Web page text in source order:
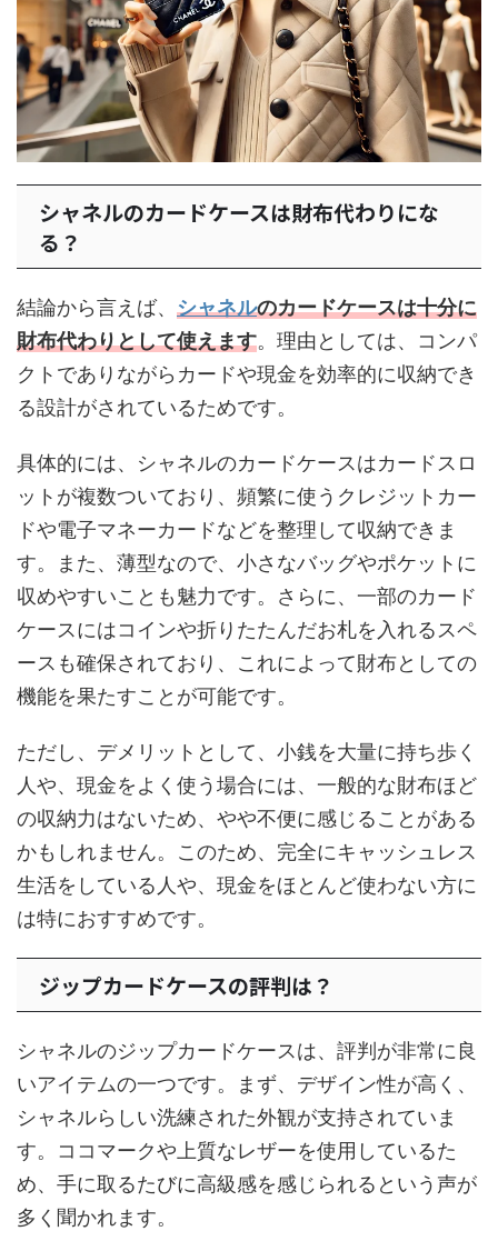
シャネルのカードケースは財布代わりにな
る？
結論から言えば、 シャネルのカードケースは十分に
財布代わりとして使えます。理由としては、コンパ
クトでありながらカードや現金を効率的に収納でき
る設計がされているためです。
具体的には、シャネルのカードケースはカードスロ
ットが複数ついており、頻繁に使うクレジットカー
ドや電子マネーカードなどを整理して収納できま
す。また、薄型なので、小さなバッグやポケットに
収めやすいことも魅力です。さらに、一部のカード
ケースにはコインや折りたたんだお札を入れるスペ
ースも確保されており、これによって財布としての
機能を果たすことが可能です。
ただし、デメリットとして、小銭を大量に持ち歩く
人や、現金をよく使う場合には、一般的な財布ほど
の収納力はないため、やや不便に感じることがある
かもしれません。このため、完全にキャッシュレス
生活をしている人や、現金をほとんど使わない方に
は特におすすめです。
ジップカードケースの評判は？
シャネルのジップカードケースは、評判が非常に良
いアイテムの一つです。まず、デザイン性が高く、
シャネルらしい洗練された外観が支持されていま
す。ココマークや上質なレザーを使用しているた
め、手に取るたびに高級感を感じられるという声が
多く聞かれます。